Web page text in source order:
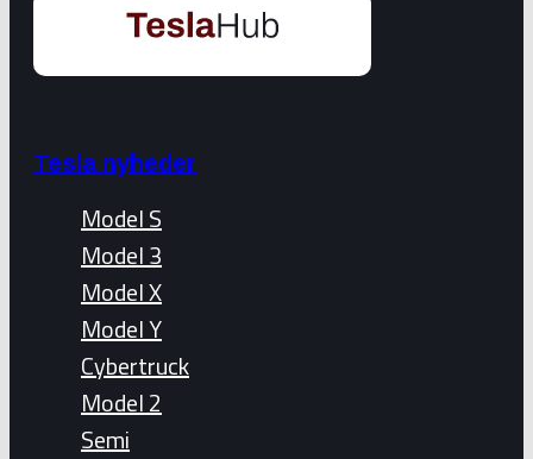
Tesla nyheder
Model S
Model 3
Model X
Model Y
Cybertruck
Model 2
Semi